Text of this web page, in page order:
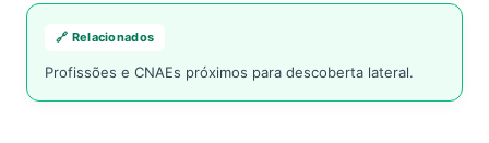
🔗 Relacionados
Profissões e CNAEs próximos para descoberta lateral.